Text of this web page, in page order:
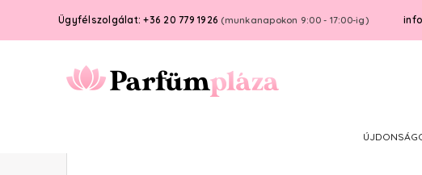
Ügyfélszolgálat: +36 20 779 1926 (munkanapokon 9:00 - 17:00-ig)